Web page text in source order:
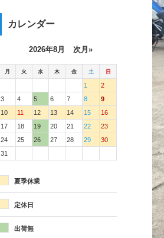
カレンダー
2026年8月 次月»
月 火 水 木 金 土 日
1
2
3
4 5 6 7 8
9
10
11 12 13 14 15
16
17
18 19 20 21 22
23
24
25 26 27 28 29
30
31
夏季休業
定休日
出荷無